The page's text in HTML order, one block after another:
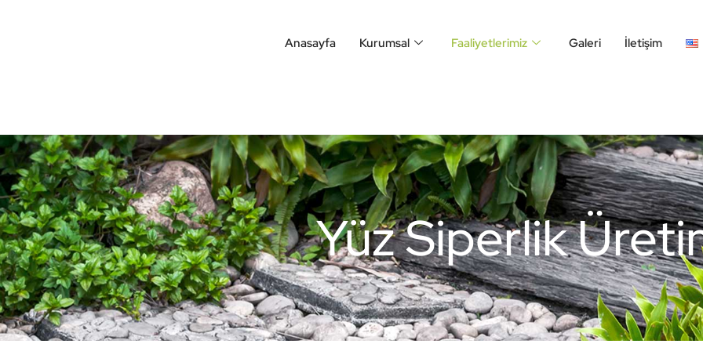
Anasayfa Kurumsal Faaliyetlerimiz Galeri İletişim
Yüz Siperlik